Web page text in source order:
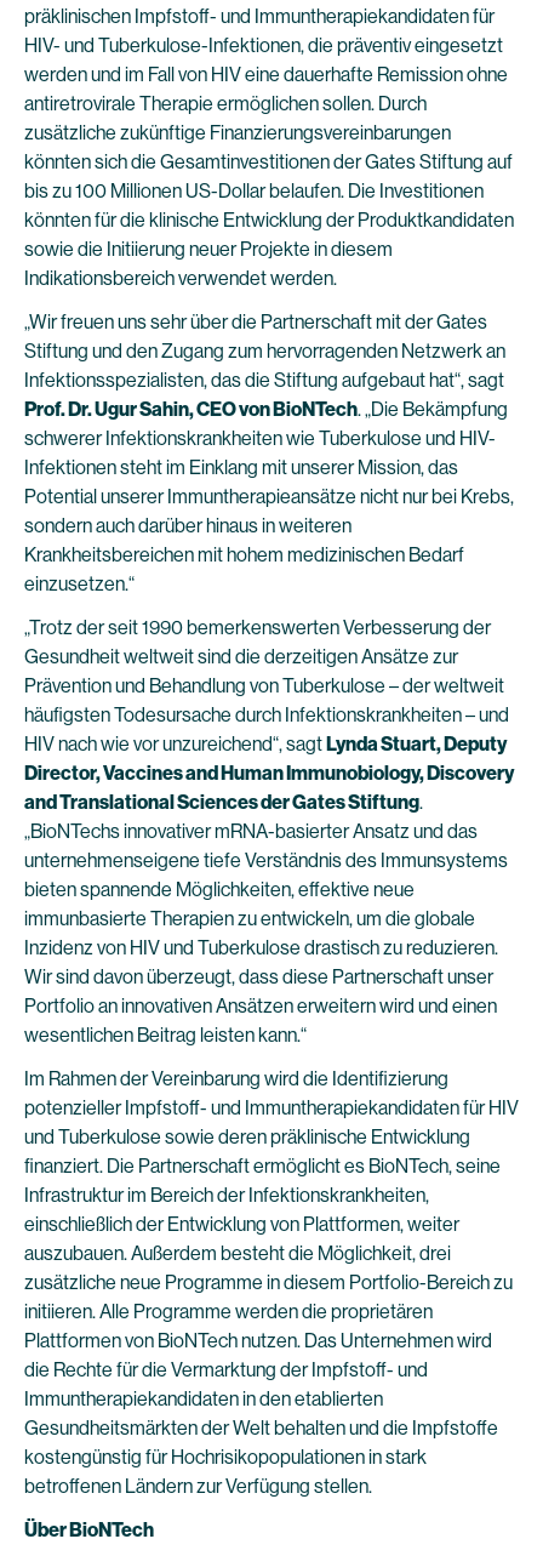
präklinischen Impfstoff- und Immuntherapiekandidaten für
HIV- und Tuberkulose-Infektionen, die präventiv eingesetzt
werden und im Fall von HIV eine dauerhafte Remission ohne
antiretrovirale Therapie ermöglichen sollen. Durch
zusätzliche zukünftige Finanzierungsvereinbarungen
könnten sich die Gesamtinvestitionen der Gates Stiftung auf
bis zu 100 Millionen US-Dollar belaufen. Die Investitionen
könnten für die klinische Entwicklung der Produktkandidaten
sowie die Initiierung neuer Projekte in diesem
Indikationsbereich verwendet werden.
„Wir freuen uns sehr über die Partnerschaft mit der Gates
Stiftung und den Zugang zum hervorragenden Netzwerk an
Infektionsspezialisten, das die Stiftung aufgebaut hat“, sagt
Prof. Dr. Ugur Sahin, CEO von BioNTech. „Die Bekämpfung
schwerer Infektionskrankheiten wie Tuberkulose und HIV-
Infektionen steht im Einklang mit unserer Mission, das
Potential unserer Immuntherapieansätze nicht nur bei Krebs,
sondern auch darüber hinaus in weiteren
Krankheitsbereichen mit hohem medizinischen Bedarf
einzusetzen.“
„Trotz der seit 1990 bemerkenswerten Verbesserung der
Gesundheit weltweit sind die derzeitigen Ansätze zur
Prävention und Behandlung von Tuberkulose – der weltweit
häufigsten Todesursache durch Infektionskrankheiten – und
HIV nach wie vor unzureichend“, sagtLynda Stuart, Deputy
Director, Vaccines and Human Immunobiology, Discovery
and Translational Sciences der Gates Stiftung.
„BioNTechs innovativer mRNA-basierter Ansatz und das
unternehmenseigene tiefe Verständnis des Immunsystems
bieten spannende Möglichkeiten, effektive neue
immunbasierte Therapien zu entwickeln, um die globale
Inzidenz von HIV und Tuberkulose drastisch zu reduzieren.
Wir sind davon überzeugt, dass diese Partnerschaft unser
Portfolio an innovativen Ansätzen erweitern wird und einen
wesentlichen Beitrag leisten kann.“
Im Rahmen der Vereinbarung wird die Identifizierung
potenzieller Impfstoff- und Immuntherapiekandidaten für HIV
und Tuberkulose sowie deren präklinische Entwicklung
finanziert. Die Partnerschaft ermöglicht es BioNTech, seine
Infrastruktur im Bereich der Infektionskrankheiten,
einschließlich der Entwicklung von Plattformen, weiter
auszubauen. Außerdem besteht die Möglichkeit, drei
zusätzliche neue Programme in diesem Portfolio-Bereich zu
initiieren. Alle Programme werden die proprietären
Plattformen von BioNTech nutzen. Das Unternehmen wird
die Rechte für die Vermarktung der Impfstoff- und
Immuntherapiekandidaten in den etablierten
Gesundheitsmärkten der Welt behalten und die Impfstoffe
kostengünstig für Hochrisikopopulationen in stark
betroffenen Ländern zur Verfügung stellen.
Über BioNTech